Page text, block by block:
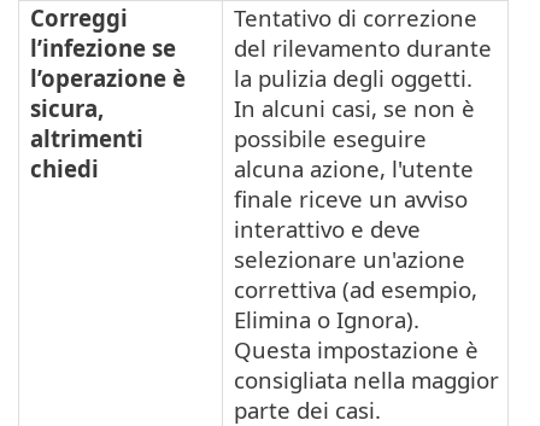
Correggi
l’infezione se
l’operazione è
sicura,
altrimenti
chiedi
Tentativo di correzione
del rilevamento durante
la pulizia degli oggetti.
In alcuni casi, se non è
possibile eseguire
alcuna azione, l'utente
finale riceve un avviso
interattivo e deve
selezionare un'azione
correttiva (ad esempio,
Elimina o Ignora).
Questa impostazione è
consigliata nella maggior
parte dei casi.